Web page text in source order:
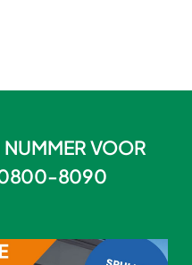
VOOR
0800-8090